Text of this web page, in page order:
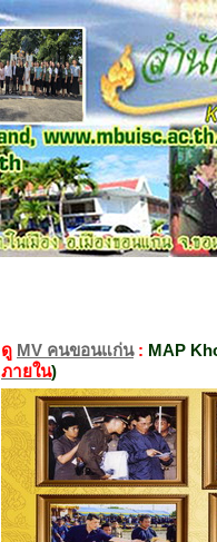
ดู MV คนขอนแก่น: MAP
ภายใน)